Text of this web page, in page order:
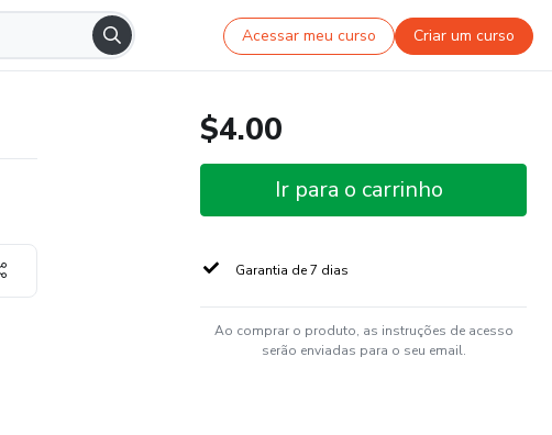
Acessar meu curso Criar um curso
$4.00
Ir para o carrinho
Garantia de 7 dias
Ao comprar o produto, as instruções de acesso
serão enviadas para o seu email.